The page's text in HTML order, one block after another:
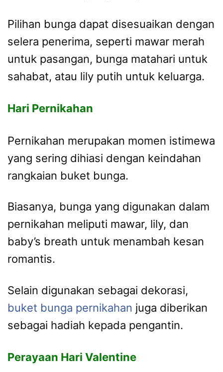
Pilihan bunga dapat disesuaikan dengan
selera penerima, seperti mawar merah
untuk pasangan, bunga matahari untuk
sahabat, atau lily putih untuk keluarga.
Hari Pernikahan
Pernikahan merupakan momen istimewa
yang sering dihiasi dengan keindahan
rangkaian buket bunga.
Biasanya, bunga yang digunakan dalam
pernikahan meliputi mawar, lily, dan
baby’s breath untuk menambah kesan
romantis.
Selain digunakan sebagai dekorasi,
buket bunga pernikahan juga diberikan
sebagai hadiah kepada pengantin.
Perayaan Hari Valentine